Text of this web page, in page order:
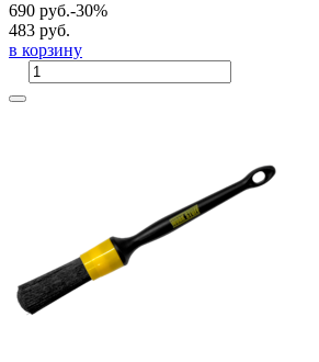
690 руб.-30%
483 руб.
в корзину